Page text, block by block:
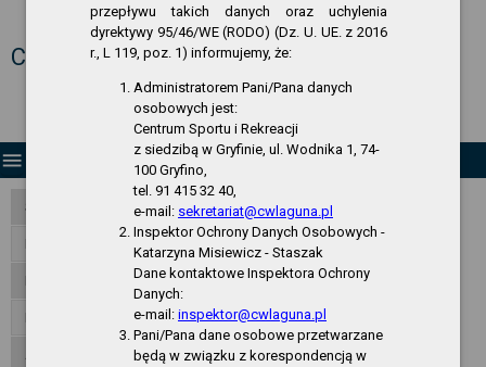
Biuletyn Informacji Publicznej
Centrum Sportu i Rekreacji w Gryfinie
menu
Strona Główna
RODO - klauzula informacyjna
Inspektor ochrony danych
Akty normatywne
przepływu takich danych oraz uchylenia
dyrektywy 95/46/WE (RODO) (Dz. U. UE. z 2016
r., L 119, poz. 1) informujemy, że:
Administratorem Pani/Pana danych
osobowych jest:
Centrum Sportu i Rekreacji
z siedzibą w Gryfinie, ul. Wodnika 1, 74-
100 Gryfino,
tel. 91 415 32 40,
e-mail: sekretariat@cwlaguna.pl
Inspektor Ochrony Danych Osobowych -
Katarzyna Misiewicz - Staszak
Dane kontaktowe Inspektora Ochrony
Danych:
e-mail: inspektor@cwlaguna.pl
Pani/Pana dane osobowe przetwarzane
będą w związku z korespondencją w